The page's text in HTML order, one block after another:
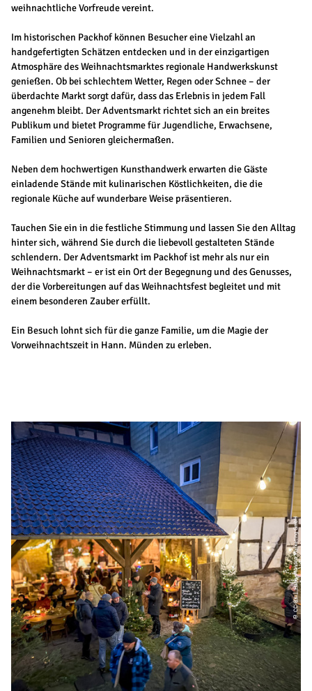
weihnachtliche Vorfreude vereint.
Im historischen Packhof können Besucher eine Vielzahl an
handgefertigten Schätzen entdecken und in der einzigartigen
Atmosphäre des Weihnachtsmarktes regionale Handwerkskunst
genießen. Ob bei schlechtem Wetter, Regen oder Schnee – der
überdachte Markt sorgt dafür, dass das Erlebnis in jedem Fall
angenehm bleibt. Der Adventsmarkt richtet sich an ein breites
Publikum und bietet Programme für Jugendliche, Erwachsene,
Familien und Senioren gleichermaßen.
Neben dem hochwertigen Kunsthandwerk erwarten die Gäste
einladende Stände mit kulinarischen Köstlichkeiten, die die
regionale Küche auf wunderbare Weise präsentieren.
Tauchen Sie ein in die festliche Stimmung und lassen Sie den Alltag
hinter sich, während Sie durch die liebevoll gestalteten Stände
schlendern. Der Adventsmarkt im Packhof ist mehr als nur ein
Weihnachtsmarkt – er ist ein Ort der Begegnung und des Genusses,
der die Vorbereitungen auf das Weihnachtsfest begleitet und mit
einem besonderen Zauber erfüllt.
Ein Besuch lohnt sich für die ganze Familie, um die Magie der
Vorweihnachtszeit in Hann. Münden zu erleben.
© CC-BY | Hann. Münden Marketing GmbH